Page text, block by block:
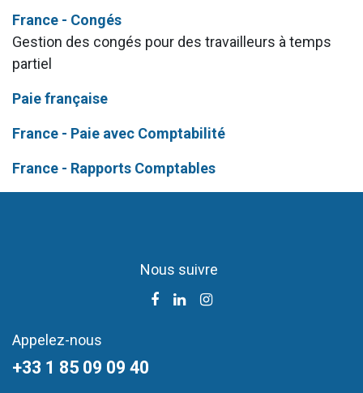
France - Congés
Gestion des congés pour des travailleurs à temps
partiel
Paie française
France - Paie avec Comptabilité
France - Rapports Comptables
Nous suivre
Appelez-nous
+33 1 85 09 09 40